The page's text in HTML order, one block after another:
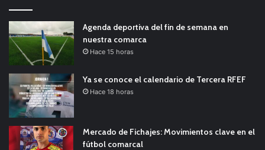
Agenda deportiva del fin de semana en
nuestra comarca
Hace 15 horas
Ya se conoce el calendario de Tercera RFEF
Hace 18 horas
Mercado de Fichajes: Movimientos clave en el
fútbol comarcal